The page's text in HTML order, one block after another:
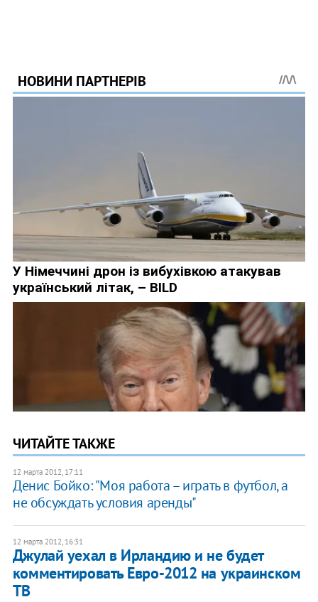
ЧИТАЙТЕ ТАКЖЕ
12 марта 2012, 17:11
Денис Бойко: "Моя работа – играть в футбол, а
не обсуждать условия аренды"
12 марта 2012, 16:31
Джулай уехал в Ирландию и не будет
комментировать Евро-2012 на украинском
ТВ